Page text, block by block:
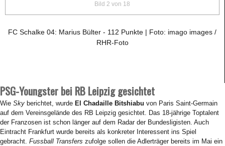
Bild 2 von 18
FC Schalke 04: Marius Bülter - 112 Punkte | Foto: imago images /
RHR-Foto
PSG-Youngster bei RB Leipzig gesichtet
Wie Sky berichtet, wurde El Chadaille Bitshiabu von Paris Saint-Germain
auf dem Vereinsgelände des RB Leipzig gesichtet. Das 18-jährige Toptalent
der Franzosen ist schon länger auf dem Radar der Bundesligisten. Auch
Eintracht Frankfurt wurde bereits als konkreter Interessent ins Spiel
gebracht. Fussball Transfers zufolge sollen die Adlerträger bereits im Mai ein